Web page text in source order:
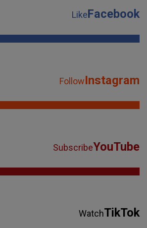
LikeFacebook
FollowInstagram
SubscribeYouTube
WatchTikTok